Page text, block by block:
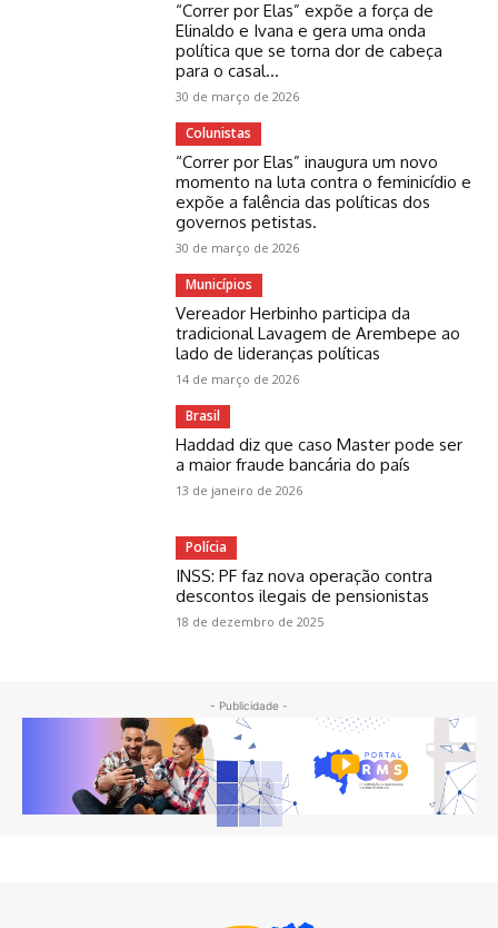
“Correr por Elas” expõe a força de
Elinaldo e Ivana e gera uma onda
política que se torna dor de cabeça
para o casal...
30 de março de 2026
Colunistas
“Correr por Elas” inaugura um novo
momento na luta contra o feminicídio e
expõe a falência das políticas dos
governos petistas.
30 de março de 2026
Municípios
Vereador Herbinho participa da
tradicional Lavagem de Arembepe ao
lado de lideranças políticas
14 de março de 2026
Brasil
Haddad diz que caso Master pode ser
a maior fraude bancária do país
13 de janeiro de 2026
Polícia
INSS: PF faz nova operação contra
descontos ilegais de pensionistas
18 de dezembro de 2025
- Publicidade -